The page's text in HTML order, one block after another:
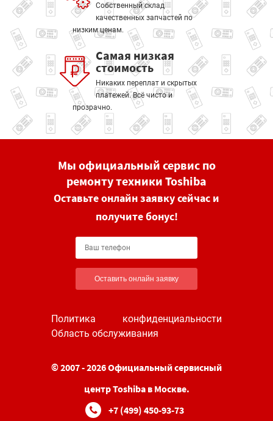
Собственный склад
качественных запчастей по
низким ценам.
Самая низкая
стоимость
Никаких переплат и скрытых
платежей. Всё чисто и
прозрачно.
Мы официальный сервис по
ремонту техники Toshiba
Оставьте онлайн заявку сейчас и
получите бонус!
Оставить онлайн заявку
Политика конфиденциальности
Область обслуживания
© 2007 - 2026 Официальный сервисный
центр Toshiba в Москве.
+7 (499) 450-93-73